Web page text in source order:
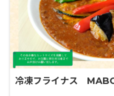
冷凍フライナス